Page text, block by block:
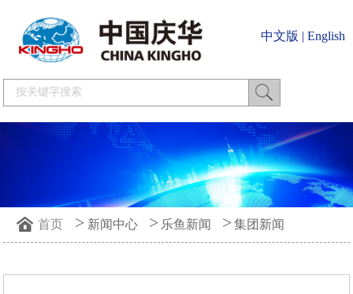
中文版 | English
首页 > 新闻中心 > 乐鱼新闻 > 集团新闻